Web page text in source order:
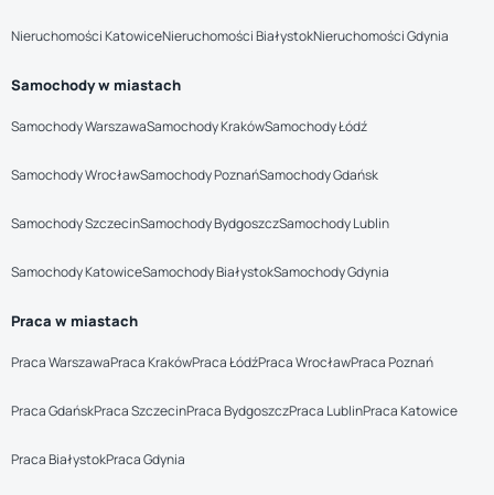
Nieruchomości KatowiceNieruchomości BiałystokNieruchomości Gdynia
Samochody w miastach
Samochody WarszawaSamochody KrakówSamochody Łódź
Samochody WrocławSamochody PoznańSamochody Gdańsk
Samochody SzczecinSamochody BydgoszczSamochody Lublin
Samochody KatowiceSamochody BiałystokSamochody Gdynia
Praca w miastach
Praca WarszawaPraca KrakówPraca ŁódźPraca WrocławPraca Poznań
Praca GdańskPraca SzczecinPraca BydgoszczPraca LublinPraca Katowice
Praca BiałystokPraca Gdynia